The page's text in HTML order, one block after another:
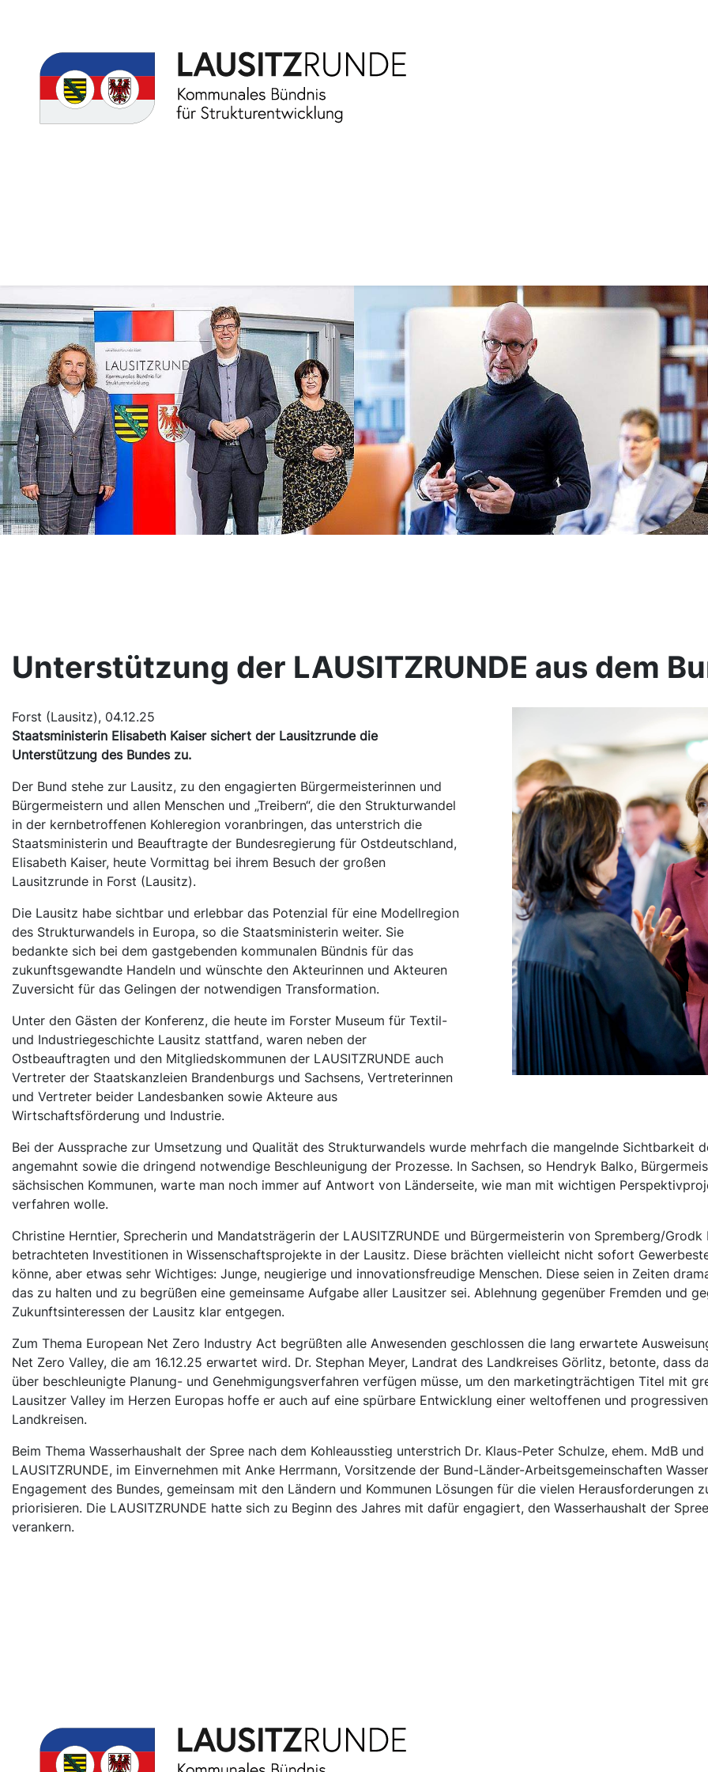
Unterstützung der LAUSITZRUNDE aus dem
Forst (Lausitz), 04.12.25
Staatsministerin Elisabeth Kaiser sichert der Lausitzrunde die
Unterstützung des Bundes zu.
Der Bund stehe zur Lausitz, zu den engagierten Bürgermeisterinnen und
Bürgermeistern und allen Menschen und „Treibern“, die den Strukturwandel
in der kernbetroffenen Kohleregion voranbringen, das unterstrich die
Staatsministerin und Beauftragte der Bundesregierung für Ostdeutschland,
Elisabeth Kaiser, heute Vormittag bei ihrem Besuch der großen
Lausitzrunde in Forst (Lausitz).
Die Lausitz habe sichtbar und erlebbar das Potenzial für eine Modellregion
des Strukturwandels in Europa, so die Staatsministerin weiter. Sie
bedankte sich bei dem gastgebenden kommunalen Bündnis für das
zukunftsgewandte Handeln und wünschte den Akteurinnen und Akteuren
Zuversicht für das Gelingen der notwendigen Transformation.
Unter den Gästen der Konferenz, die heute im Forster Museum für Textil-
und Industriegeschichte Lausitz stattfand, waren neben der
Ostbeauftragten und den Mitgliedskommunen der LAUSITZRUNDE auch
Vertreter der Staatskanzleien Brandenburgs und Sachsens, Vertreterinnen
und Vertreter beider Landesbanken sowie Akteure aus
Wirtschaftsförderung und Industrie.
Bei der Aussprache zur Umsetzung und Qualität des Strukturwandels wurde mehrfach die mangelnde Sichtbarkeit
angemahnt sowie die dringend notwendige Beschleunigung der Prozesse. In Sachsen, so Hendryk Balko,
sächsischen Kommunen, warte man noch immer auf Antwort von Länderseite, wie man mit wichtigen
verfahren wolle.
Christine Herntier, Sprecherin und Mandatsträgerin der LAUSITZRUNDE und Bürgermeisterin von Spremberg/
betrachteten Investitionen in Wissenschaftsprojekte in der Lausitz. Diese brächten vielleicht nicht sofort
könne, aber etwas sehr Wichtiges: Junge, neugierige und innovationsfreudige Menschen. Diese seien in Zeiten
das zu halten und zu begrüßen eine gemeinsame Aufgabe aller Lausitzer sei. Ablehnung gegenüber Fremden und
Zukunftsinteressen der Lausitz klar entgegen.
Zum Thema European Net Zero Industry Act begrüßten alle Anwesenden geschlossen die lang erwartete
Net Zero Valley, die am 16.12.25 erwartet wird. Dr. Stephan Meyer, Landrat des Landkreises Görlitz, betonte, dass
über beschleunigte Planung- und Genehmigungsverfahren verfügen müsse, um den marketingträchtigen Titel mit
Lausitzer Valley im Herzen Europas hoffe er auch auf eine spürbare Entwicklung einer weltoffenen und
Landkreisen.
Beim Thema Wasserhaushalt der Spree nach dem Kohleausstieg unterstrich Dr. Klaus-Peter Schulze, ehem. MdB
LAUSITZRUNDE, im Einvernehmen mit Anke Herrmann, Vorsitzende der Bund-Länder-Arbeitsgemeinschaften
Engagement des Bundes, gemeinsam mit den Ländern und Kommunen Lösungen für die vielen Herausforderungen
priorisieren. Die LAUSITZRUNDE hatte sich zu Beginn des Jahres mit dafür engagiert, den Wasserhaushalt der
verankern.